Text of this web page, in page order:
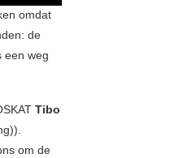
omdat
de
een weg
Tibo
om de